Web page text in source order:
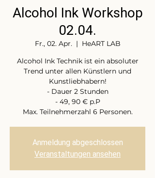
Alcohol Ink Workshop
02.04.
Fr., 02. Apr.
  |
HeART LAB
Alcohol Ink Technik ist ein absoluter
Trend unter allen Künstlern und
Kunstliebhabern!
- Dauer 2 Stunden
- 49, 90 € p.P
Max. Teilnehmerzahl 6 Personen.
Anmeldung abgeschlossen
Veranstaltungen ansehen